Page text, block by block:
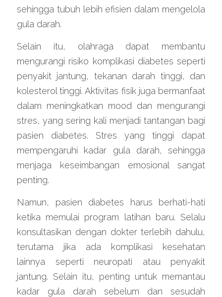
sehingga tubuh lebih efisien dalam mengelola
gula darah.
Selain itu, olahraga dapat membantu
mengurangi risiko komplikasi diabetes seperti
penyakit jantung, tekanan darah tinggi, dan
kolesterol tinggi. Aktivitas fisik juga bermanfaat
dalam meningkatkan mood dan mengurangi
stres, yang sering kali menjadi tantangan bagi
pasien diabetes. Stres yang tinggi dapat
mempengaruhi kadar gula darah, sehingga
menjaga keseimbangan emosional sangat
penting.
Namun, pasien diabetes harus berhati-hati
ketika memulai program latihan baru. Selalu
konsultasikan dengan dokter terlebih dahulu,
terutama jika ada komplikasi kesehatan
lainnya seperti neuropati atau penyakit
jantung. Selain itu, penting untuk memantau
kadar gula darah sebelum dan sesudah